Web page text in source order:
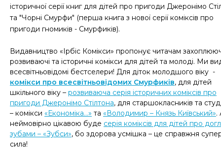
історичної серії книг для дітей про пригоди Джеронімо
та "Чорні Смурфи" (перша книга з нової серії коміксів про
пригоди гномиків - Смурфиків).
Видавництво «Ірбіс Комікси» пропонує читачам
розвиваючі та історичні комікси для дітей та молоді. Ми
всесвітньовідомі бестселери! Для діток молодшого віку -
комікси про всесвітньовідомих Смурфиків, для дітей
шкільного віку – розвиваюча серія історичних коміксів про
пригоди Джеронімо Стілтона, для старшокласників та
– комікси «Економіка...» та «Володимир – Князь Київський».
неймовірно цікавою буде серія коміксів для дітей про
зубами – «Зубси», бо здорова усмішка – це справжня
сила!